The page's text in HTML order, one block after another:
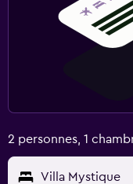
2 personnes, 1
Villa Mystique